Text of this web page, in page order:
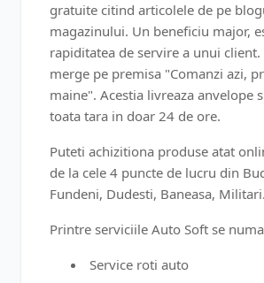
gratuite citind articolele de pe
magazinului. Un beneficiu major,
rapiditatea de servire a unui
merge pe premisa "Comanzi azi,
maine". Acestia livreaza anvelope
toata tara in doar 24 de ore.
Puteti achizitiona produse atat
de la cele 4 puncte de lucru din
Fundeni, Dudesti, Baneasa, Militari.
Printre serviciile Auto Soft se
Service roti auto